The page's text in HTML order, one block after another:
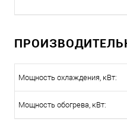
Мощность охлаждения, кВт:
Мощность обогрева, кВт: